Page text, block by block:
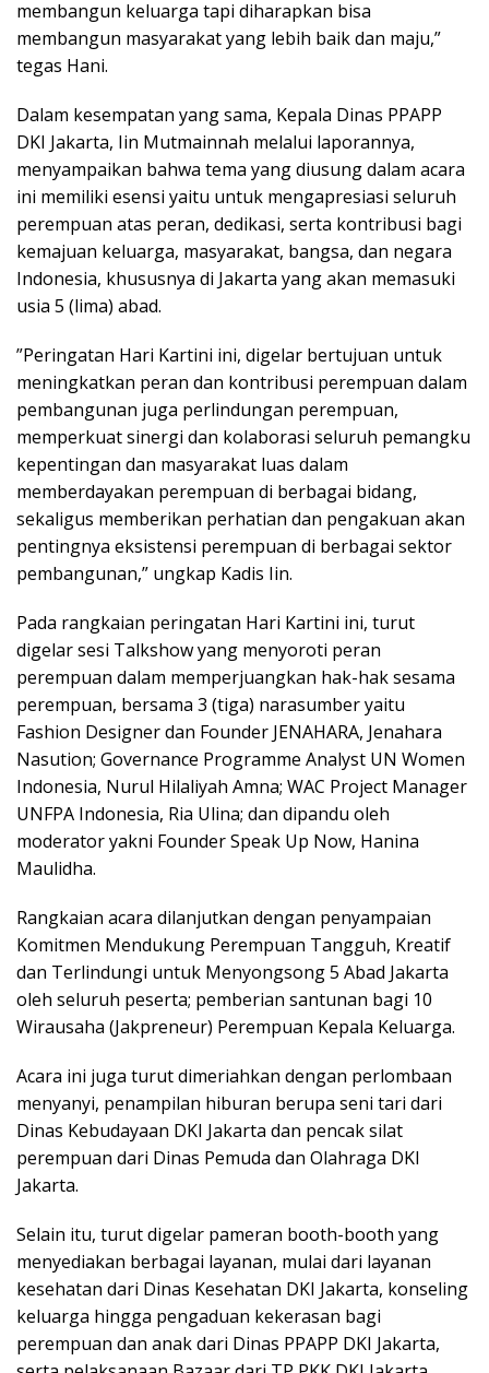
membangun keluarga tapi diharapkan bisa
membangun masyarakat yang lebih baik dan maju,”
tegas Hani.
Dalam kesempatan yang sama, Kepala Dinas PPAPP
DKI Jakarta, Iin Mutmainnah melalui laporannya,
menyampaikan bahwa tema yang diusung dalam acara
ini memiliki esensi yaitu untuk mengapresiasi seluruh
perempuan atas peran, dedikasi, serta kontribusi bagi
kemajuan keluarga, masyarakat, bangsa, dan negara
Indonesia, khususnya di Jakarta yang akan memasuki
usia 5 (lima) abad.
”Peringatan Hari Kartini ini, digelar bertujuan untuk
meningkatkan peran dan kontribusi perempuan dalam
pembangunan juga perlindungan perempuan,
memperkuat sinergi dan kolaborasi seluruh pemangku
kepentingan dan masyarakat luas dalam
memberdayakan perempuan di berbagai bidang,
sekaligus memberikan perhatian dan pengakuan akan
pentingnya eksistensi perempuan di berbagai sektor
pembangunan,” ungkap Kadis Iin.
Pada rangkaian peringatan Hari Kartini ini, turut
digelar sesi Talkshow yang menyoroti peran
perempuan dalam memperjuangkan hak-hak sesama
perempuan, bersama 3 (tiga) narasumber yaitu
Fashion Designer dan Founder JENAHARA, Jenahara
Nasution; Governance Programme Analyst UN Women
Indonesia, Nurul Hilaliyah Amna; WAC Project Manager
UNFPA Indonesia, Ria Ulina; dan dipandu oleh
moderator yakni Founder Speak Up Now, Hanina
Maulidha.
Rangkaian acara dilanjutkan dengan penyampaian
Komitmen Mendukung Perempuan Tangguh, Kreatif
dan Terlindungi untuk Menyongsong 5 Abad Jakarta
oleh seluruh peserta; pemberian santunan bagi 10
Wirausaha (Jakpreneur) Perempuan Kepala Keluarga.
Acara ini juga turut dimeriahkan dengan perlombaan
menyanyi, penampilan hiburan berupa seni tari dari
Dinas Kebudayaan DKI Jakarta dan pencak silat
perempuan dari Dinas Pemuda dan Olahraga DKI
Jakarta.
Selain itu, turut digelar pameran booth-booth yang
menyediakan berbagai layanan, mulai dari layanan
kesehatan dari Dinas Kesehatan DKI Jakarta, konseling
keluarga hingga pengaduan kekerasan bagi
perempuan dan anak dari Dinas PPAPP DKI Jakarta,